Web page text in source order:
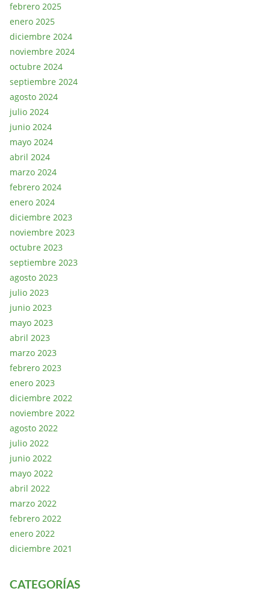
febrero 2025
enero 2025
diciembre 2024
noviembre 2024
octubre 2024
septiembre 2024
agosto 2024
julio 2024
junio 2024
mayo 2024
abril 2024
marzo 2024
febrero 2024
enero 2024
diciembre 2023
noviembre 2023
octubre 2023
septiembre 2023
agosto 2023
julio 2023
junio 2023
mayo 2023
abril 2023
marzo 2023
febrero 2023
enero 2023
diciembre 2022
noviembre 2022
agosto 2022
julio 2022
junio 2022
mayo 2022
abril 2022
marzo 2022
febrero 2022
enero 2022
diciembre 2021
CATEGORÍAS